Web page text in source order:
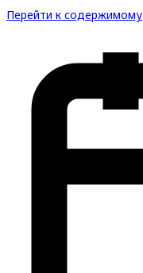
Перейти к содержимому